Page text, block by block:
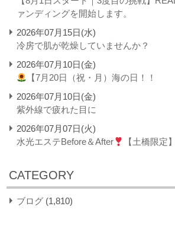
ァンディングを開始します。
2026年07月15日(水)
冷房で肌が乾燥していませんか？
2026年07月10日(金)
【7月20日（祝・月）海の日！！
2026年07月10日(金)
紫外線で疲れた目に
2026年07月07日(火)
水光エステBefore＆After
【土橋限定】
CATEGORY
ブログ (1,810)